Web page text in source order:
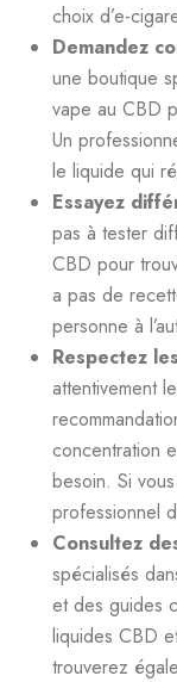
choix d’e-
Demandez
une boutique
vape au CBD
Un
le liquide qui
Essayez
pas à tester
CBD pour
a pas de
personne à
Respectez
attentivement
concentration
besoin. Si
professionnel
Consultez
spécialisés
et des guides
liquides CBD
trouverez